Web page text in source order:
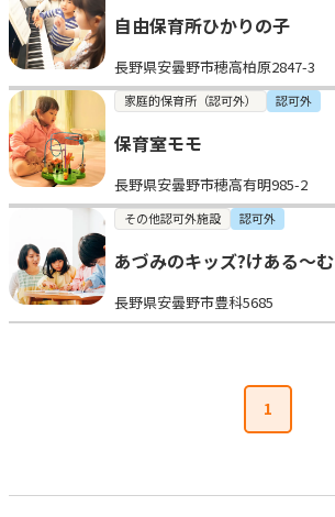
自由保育所ひかりの子
長野県安曇野市穂高柏原2847-3
家庭的保育所（認可外） 認可外
保育室モモ
長野県安曇野市穂高有明985-2
その他認可外施設 認可外
あづみのキッズ?けある〜む
長野県安曇野市豊科5685
1